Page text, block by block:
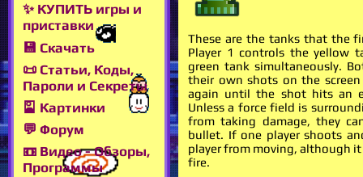
✨ КУПИТЬ игры и
приставки
💾 Скачать
📜 Статьи, Коды,
Пароли и Секреты
🎴 Картинки
💬 Форум
📼 Видео - Обзоры,
Программы
These are the tanks that the
Player 1 controls the yellow
green tank simultaneously.
their own shots on the
again until the shot hits an
Unless a force field is
from taking damage, they
bullet. If one player shoots
player from moving, although
fire.